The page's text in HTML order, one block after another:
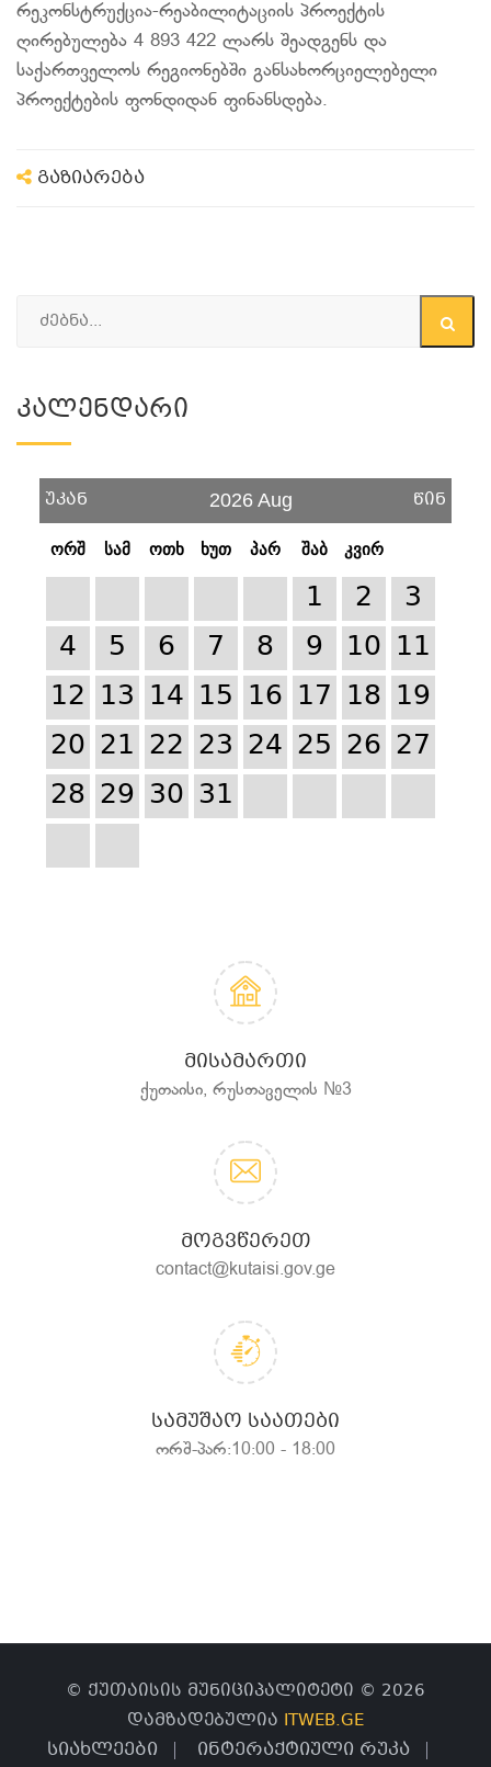
რეკონსტრუქცია-რეაბილიტაციის პროექტის
ღირებულება 4 893 422 ლარს შეადგენს და
საქართველოს რეგიონებში განსახორციელებელი
პროექტების ფონდიდან ფინანსდება.
გაზიარება
Კალენდარი
უკან 2026 Aug წინ
ორშ სამ ოთხ ხუთ პარ შაბ კვირ
1 2
3
4
5 6 7 8 9 10 11
12 13 14 15 16 17 18 19
20 21 22 23 24 25 26 27
28 29 30 31
ᲛᲘᲡᲐᲛᲐᲠᲗᲘ
ქუთაისი, რუსთაველის №3
ᲛᲝᲒᲕᲬᲔᲠᲔᲗ
contact@kutaisi.gov.ge
ᲡᲐᲛᲣᲨᲐᲝ ᲡᲐᲐᲗᲔᲑᲘ
ორშ-პარ:10:00 - 18:00
© ქუთაისის მუნიციპალიტეტი © 2026
დამზადებულია ITWEB.GE
სიახლეები
ინტერაქტიული რუკა